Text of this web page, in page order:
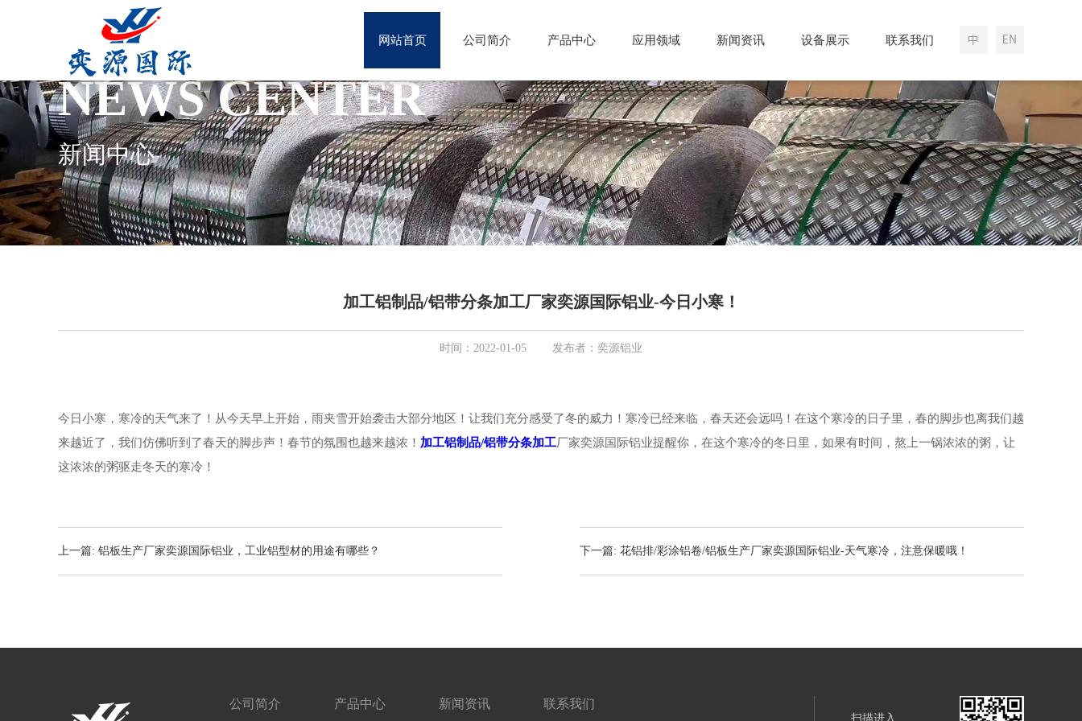
网站首页 公司简介 产品中心 应用领域 新闻资讯 设备展示 联系我们
NEWS CENTER
新闻中心
加工铝制品/铝带分条加工厂家奕源国际铝业-今日小寒！
时间：2022-01-05 发布者：奕源铝业
今日小寒，寒冷的天气来了！从今天早上开始，雨夹雪开始袭击大部分地区！让我们充分感受了冬的威力！寒冷已经来临，春天还会远吗！在这个寒冷的日子里，春的脚步也离我们越
来越近了，我们仿佛听到了春天的脚步声！春节的氛围也越来越浓！ 加工铝制品/铝带分条加工厂家奕源国际铝业提醒你，在这个寒冷的冬日里，如果有时间，熬上一锅浓浓的粥，让
这浓浓的粥驱走冬天的寒冷！
上一篇: 铝板生产厂家奕源国际铝业，工业铝型材的用途有哪些？ 下一篇: 花铝排/彩涂铝卷/铝板生产厂家奕源国际铝业-天气寒冷，注意保暖哦！
公司简介 产品中心 新闻资讯 联系我们
扫描进入